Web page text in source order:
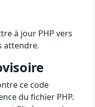
à jour PHP vers
attendre.
ce code
du fichier PHP.